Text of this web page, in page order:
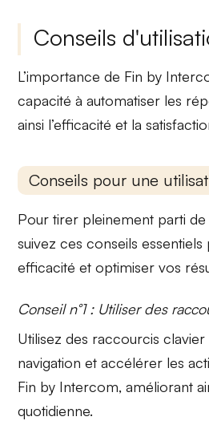
Conseils
L’importance de Fin by
capacité à automatiser les
ainsi l’efficacité et la
Conseils pour une
Pour tirer pleinement parti
suivez ces conseils
efficacité et optimiser vos
Conseil n°1 : Utiliser des
Utilisez des raccourcis clavier
navigation et accélérer les
Fin by Intercom, améliorant
quotidienne.